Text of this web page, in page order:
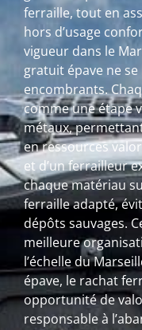
ferraille, tout en
hors d’usage
vigueur dans le
gratuit épave ne se
encombrants.
comme une étape
métaux,
en ressources
et d’un ferrailleur
chaque matériau
ferraille adapté,
dépôts sauvages.
meilleure
l’échelle du
épave, le rachat
opportunité de
responsable à